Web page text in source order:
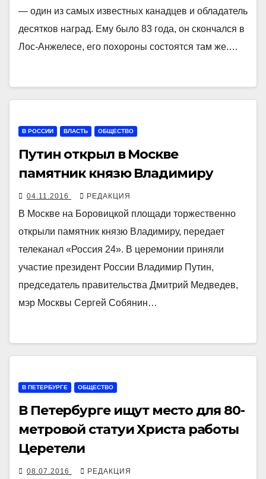
— один из самых известных канадцев и обладатель
десятков наград. Ему было 83 года, он скончался в
Лос-Анжелесе, его похороны состоятся там же.…
В РОССИИ ВЛАСТЬ ОБЩЕСТВО
Путин открыл в Москве
памятник князю Владимиру
04.11.2016 РЕДАКЦИЯ
В Москве на Боровицкой площади торжественно
открыли памятник князю Владимиру, передает
телеканал «Россия 24». В церемонии приняли
участие президент России Владимир Путин,
председатель правительства Дмитрий Медведев,
мэр Москвы Сергей Собянин…
В ПЕТЕРБУРГЕ ОБЩЕСТВО
В Петербурге ищут место для 80-
метровой статуи Христа работы
Церетели
08.07.2016 РЕДАКЦИЯ